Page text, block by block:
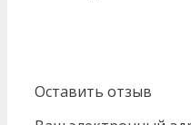
Оставить отзыв